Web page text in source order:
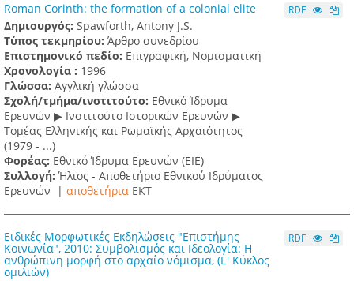
Roman Corinth: the formation of a colonial elite
Δημιουργός: Spawforth, Antony J.S.
Τύπος τεκμηρίου: Άρθρο συνεδρίου
Επιστημονικό πεδίο: Επιγραφική, Νομισματική
Χρονολογία : 1996
Γλώσσα: Αγγλική γλώσσα
Σχολή/τμήμα/ινστιτούτο: Εθνικό Ίδρυμα
Ερευνών ▶ Ινστιτούτο Ιστορικών Ερευνών ▶
Τομέας Ελληνικής και Ρωμαϊκής Αρχαιότητος
(1979 - ...)
Φορέας: Εθνικό Ίδρυμα Ερευνών (ΕΙΕ)
Συλλογή:Ήλιος - Αποθετήριο Εθνικού Ιδρύματος
Ερευνών | αποθετήρια EKT
RDF
Ειδικές Μορφωτικές Εκδηλώσεις "Επιστήμης
Κοινωνία", 2010: Συμβολισμός και Ιδεολογία: Η
ανθρώπινη μορφή στο αρχαίο νόμισμα, (Ε' Κύκλος
ομιλιών)
RDF